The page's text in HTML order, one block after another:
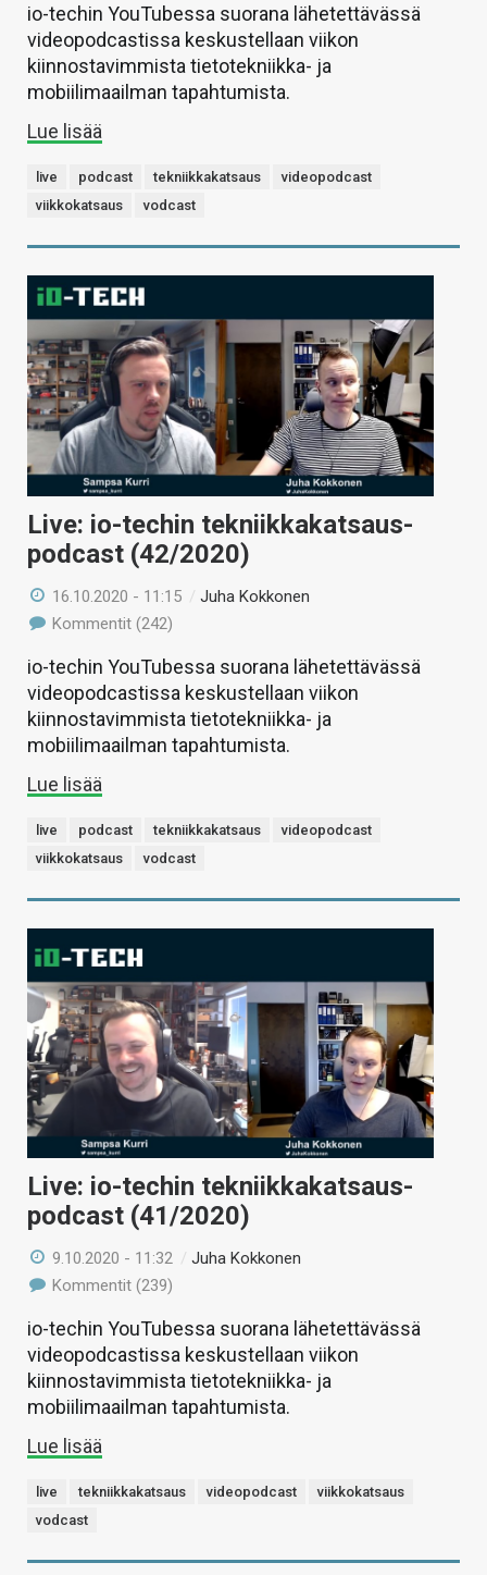
io-techin YouTubessa suorana lähetettävässä
videopodcastissa keskustellaan viikon
kiinnostavimmista tietotekniikka- ja
mobiilimaailman tapahtumista.
Lue lisää
live podcast tekniikkakatsaus
videopodcast
viikkokatsaus
vodcast
Live: io-techin tekniikkakatsaus-
podcast (42/2020)
16.10.2020 - 11:15 /Juha Kokkonen
Kommentit (242)
io-techin YouTubessa suorana lähetettävässä
videopodcastissa keskustellaan viikon
kiinnostavimmista tietotekniikka- ja
mobiilimaailman tapahtumista.
Lue lisää
live podcast tekniikkakatsaus
videopodcast
viikkokatsaus
vodcast
Live: io-techin tekniikkakatsaus-
podcast (41/2020)
9.10.2020 - 11:32 /Juha Kokkonen
Kommentit (239)
io-techin YouTubessa suorana lähetettävässä
videopodcastissa keskustellaan viikon
kiinnostavimmista tietotekniikka- ja
mobiilimaailman tapahtumista.
Lue lisää
live tekniikkakatsaus videopodcast
viikkokatsaus
vodcast